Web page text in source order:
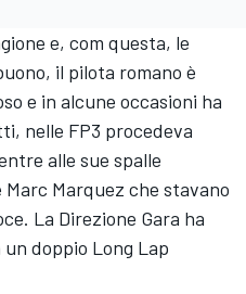
e, com questa, le
il pilota romano è
e in alcune occasioni ha
nelle FP3 procedeva
alle sue spalle
Marquez che stavano
La Direzione Gara ha
doppio Long Lap